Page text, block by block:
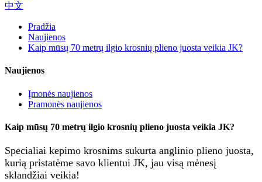
中文
Pradžia
Naujienos
Kaip mūsų 70 metrų ilgio krosnių plieno juosta veikia JK?
Naujienos
Įmonės naujienos
Pramonės naujienos
Kaip mūsų 70 metrų ilgio krosnių plieno juosta veikia JK?
Specialiai kepimo krosnims sukurta anglinio plieno juosta,
kurią pristatėme savo klientui JK, jau visą mėnesį
sklandžiai veikia!